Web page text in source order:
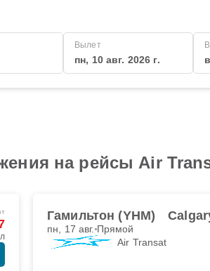
Вылет
пн, 10 авг. 2026 г.
на рейсы Air
Гамильтон (YHM)
пн, 17 авг. Прямой
Air Transat